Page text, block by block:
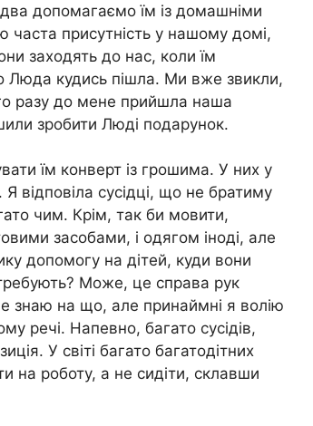
допомагаємо їм із домашніми
часта присутність у нашому домі,
заходять до нас, коли їм
Люда кудись пішла. Ми вже звикли,
разу до мене прийшла наша
зробити Люді подарунок.
їм конверт із грошима. У них у
відповіла сусідці, що не братиму
чим. Крім, так би мовити,
засобами, і одягом іноді, але
допомогу на дітей, куди вони
Може, це справа рук
знаю на що, але принаймні я волію
речі. Напевно, багато сусідів,
У світі багато багатодітних
на роботу, а не сидіти, склавши